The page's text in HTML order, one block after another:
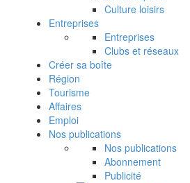
Culture loisirs
Entreprises
Entreprises
Clubs et réseaux
Créer sa boîte
Région
Tourisme
Affaires
Emploi
Nos publications
Nos publications
Abonnement
Publicité